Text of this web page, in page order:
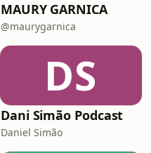
MAURY GARNICA
@maurygarnica
DS
Dani Simão Podcast
Daniel Simão